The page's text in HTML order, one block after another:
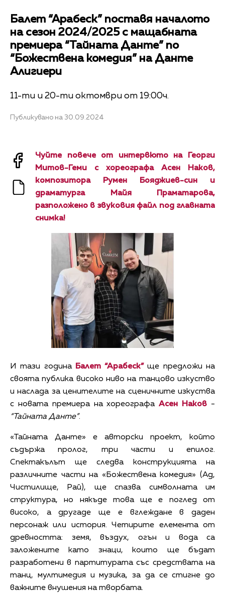
Балет “Арабеск” поставя началото
на сезон 2024/2025 с мащабната
премиера “Тайната Данте” по
“Божествена комедия” на Данте
Алигиери
11-ти и 20-ти октомври от 19:00ч.
Публикувано на 30.09.2024
Чуйте повече от интервюто на Георги
Митов-Геми с хореографа Асен Наков,
композитора Румен Бояджиев-син и
драматурга Майя Праматарова,
разположено в звуковия файл под главната
снимка!
И тази година Балет “Арабеск”ще предложи на
своята публика високо ниво на танцово изкуство
и наслада за ценителите на сценичните изкуства
с новата премиера на хореографаАсен Наков -
“Тайната Данте”.
«Тайната Данте» е авторски проект, който
съдържа пролог, три части и епилог.
Спектакълът ще следва конструкцията на
различните части на «Божествена комедия» (Ад,
Чистилище, Рай), ще спазва символната им
структура, но някъде това ще е поглед от
високо, а другаде ще е вглеждане в даден
персонаж или история. Четирите елемента от
древността: земя, въздух, огън и вода са
заложените като знаци, които ще бъдат
разработени в партитурата със средствата на
танц, мултимедия и музика, за да се стигне до
важните внушения на творбата.